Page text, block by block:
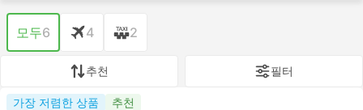
모두6 4 2
추천 필터
가장 저렴한 상품 추천